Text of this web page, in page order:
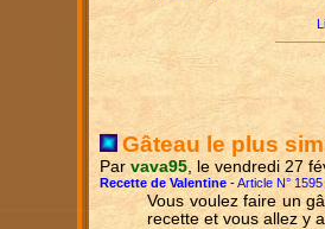
Gâteau le plus
Par vava95 , le vendredi 27
Recette de Valentine -Article N°
Vous voulez faire un
recette et vous allez y